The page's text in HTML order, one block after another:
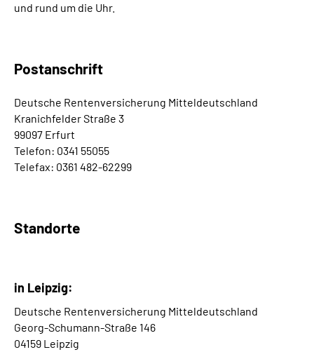
Leichte Sprache
Suche
Mein Kundenportal
und rund um die Uhr.
Postanschrift
Deutsche Rentenversicherung Mitteldeutschland
Kranichfelder Straße 3
99097 Erfurt
Telefon: 0341 55055
Telefax: 0361 482-62299
Standorte
in Leipzig:
Deutsche Rentenversicherung Mitteldeutschland
Georg-Schumann-Straße 146
04159 Leipzig